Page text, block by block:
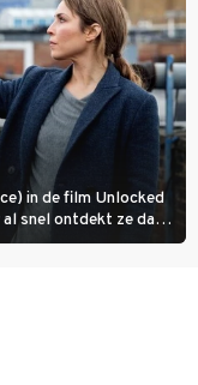
in de film Unlocked
snel ontdekt ze dat
heeft.